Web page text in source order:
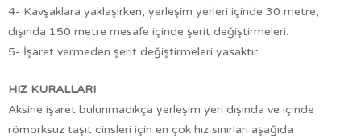
4- Kavşaklara yaklaşırken, yerleşim yerleri içinde 30 metre,
dışında 150 metre mesafe içinde şerit değiştirmeleri.
5- İşaret vermeden şerit değiştirmeleri yasaktır.
HIZ KURALLARI
Aksine işaret bulunmadıkça yerleşim yeri dışında ve içinde
römorksuz taşıt cinsleri için en çok hız sınırları aşağıda